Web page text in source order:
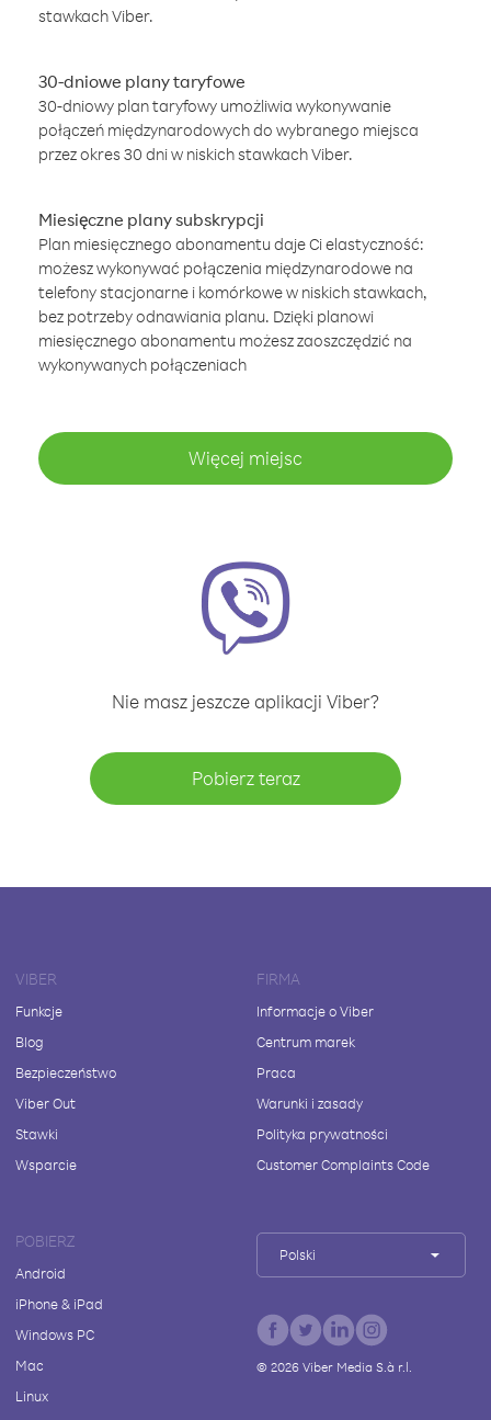
stawkach Viber.
30-dniowe plany taryfowe
30-dniowy plan taryfowy umożliwia wykonywanie
połączeń międzynarodowych do wybranego miejsca
przez okres 30 dni w niskich stawkach Viber.
Miesięczne plany subskrypcji
Plan miesięcznego abonamentu daje Ci elastyczność:
możesz wykonywać połączenia międzynarodowe na
telefony stacjonarne i komórkowe w niskich stawkach,
bez potrzeby odnawiania planu. Dzięki planowi
miesięcznego abonamentu możesz zaoszczędzić na
wykonywanych połączeniach
Więcej miejsc
Nie masz jeszcze aplikacji Viber?
Pobierz teraz
VIBER
Funkcje
Blog
Bezpieczeństwo
Viber Out
Stawki
Wsparcie
FIRMA
Informacje o Viber
Centrum marek
Praca
Warunki i zasady
Polityka prywatności
Customer Complaints Code
POBIERZ
Android
iPhone & iPad
Windows PC
Mac
Linux
Polski
© 2026Viber Media S.à r.l.